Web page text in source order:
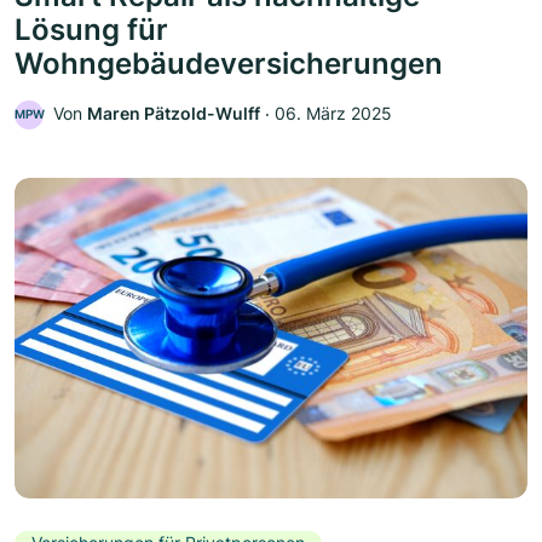
Lösung für
Wohngebäudeversicherungen
MPW Von Maren Pätzold-Wulff ‧ 06. März 2025